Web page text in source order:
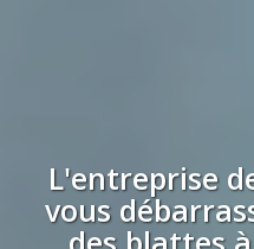
L'entreprise
vous